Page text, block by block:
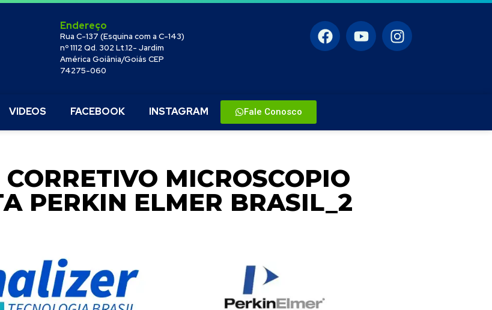
Endereço
Rua C-137 (Esquina com a C-143)
nº 1112 Qd. 302 Lt.12- Jardim
América Goiânia/Goiás CEP
74275-060
VIDEOS FACEBOOK INSTAGRAM Fale Conosco
CORRETIVO MICROSCOPIO
PERKIN ELMER BRASIL_2